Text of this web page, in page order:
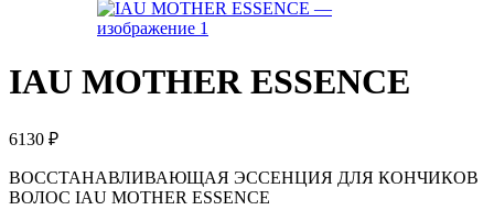
IAU MOTHER ESSENCE
6130 ₽
ВОССТАНАВЛИВАЮЩАЯ ЭССЕНЦИЯ ДЛЯ КОНЧИКОВ
ВОЛОС IAU MOTHER ESSENCE